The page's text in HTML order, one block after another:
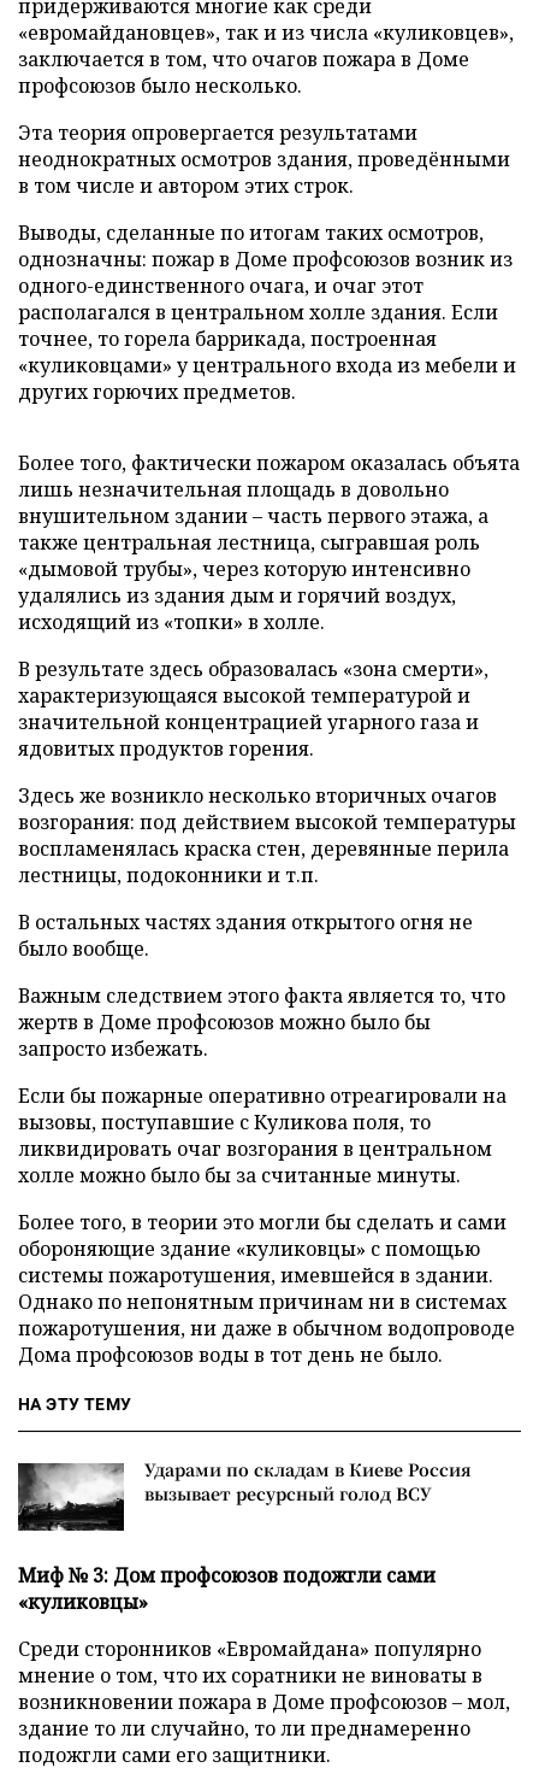
придерживаются многие как среди
«евромайдановцев», так и из числа «куликовцев»,
заключается в том, что очагов пожара в Доме
профсоюзов было несколько.
Эта теория опровергается результатами
неоднократных осмотров здания, проведёнными
в том числе и автором этих строк.
Выводы, сделанные по итогам таких осмотров,
однозначны: пожар в Доме профсоюзов возник из
одного-единственного очага, и очаг этот
располагался в центральном холле здания. Если
точнее, то горела баррикада, построенная
«куликовцами» у центрального входа из мебели и
других горючих предметов.
Более того, фактически пожаром оказалась объята
лишь незначительная площадь в довольно
внушительном здании – часть первого этажа, а
также центральная лестница, сыгравшая роль
«дымовой трубы», через которую интенсивно
удалялись из здания дым и горячий воздух,
исходящий из «топки» в холле.
В результате здесь образовалась «зона смерти»,
характеризующаяся высокой температурой и
значительной концентрацией угарного газа и
ядовитых продуктов горения.
Здесь же возникло несколько вторичных очагов
возгорания: под действием высокой температуры
воспламенялась краска стен, деревянные перила
лестницы, подоконники и т.п.
В остальных частях здания открытого огня не
было вообще.
Важным следствием этого факта является то, что
жертв в Доме профсоюзов можно было бы
запросто избежать.
Если бы пожарные оперативно отреагировали на
вызовы, поступавшие с Куликова поля, то
ликвидировать очаг возгорания в центральном
холле можно было бы за считанные минуты.
Более того, в теории это могли бы сделать и сами
обороняющие здание «куликовцы» с помощью
системы пожаротушения, имевшейся в здании.
Однако по непонятным причинам ни в системах
пожаротушения, ни даже в обычном водопроводе
Дома профсоюзов воды в тот день не было.
НА ЭТУ ТЕМУ
Ударами по складам в Киеве Россия
вызывает ресурсный голод ВСУ
Миф № 3: Дом профсоюзов подожгли сами
«куликовцы»
Среди сторонников «Евромайдана» популярно
мнение о том, что их соратники не виноваты в
возникновении пожара в Доме профсоюзов – мол,
здание то ли случайно, то ли преднамеренно
подожгли сами его защитники.